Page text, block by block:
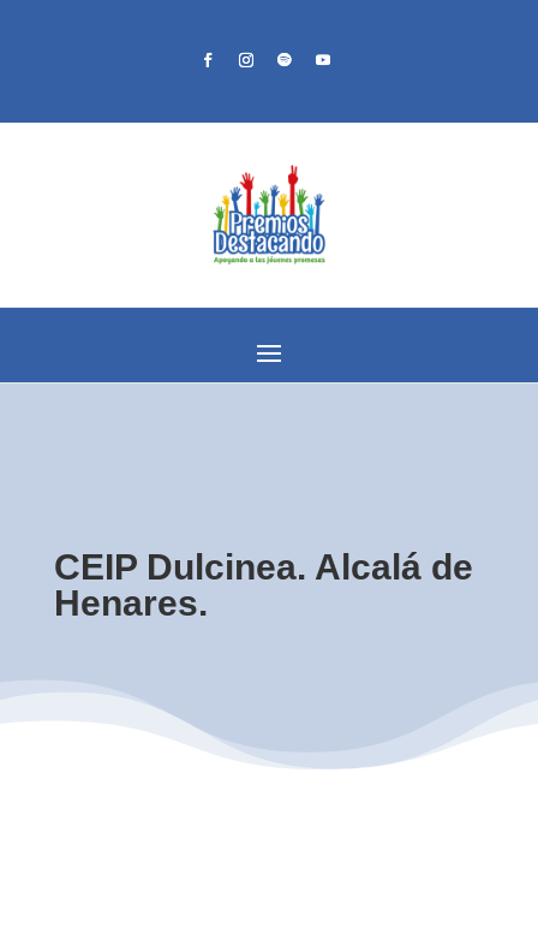
CEIP Dulcinea. Alcalá de
Henares.